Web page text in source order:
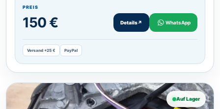
PREIS
150 € Details↗ WhatsApp
Versand +25 € PayPal
Auf Lager